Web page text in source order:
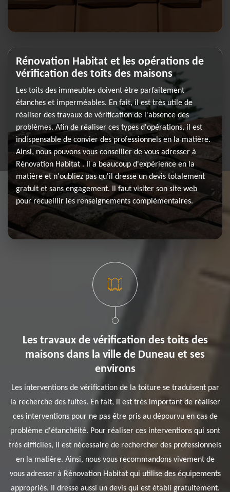
Rénovation Habitat et les opérations de
vérification des toits des maisons
Les toits des immeubles doivent être parfaitement
étanches et imperméables. En fait, il est très utile de
réaliser des travaux de vérification de l'absence des
problèmes. Afin de réaliser ces types d'opérations, il est
indispensable de convier des professionnels en la matière.
Ainsi, nous pouvons vous conseiller de vous adresser à
Rénovation Habitat . Il a beaucoup d'expérience en la
matière et n'oubliez pas qu'il dresse un devis totalement
gratuit et sans engagement. Il faut visiter son site web
pour recueillir les renseignements complémentaires.
Les travaux de vérification des toits des
maisons dans la ville de Duneau et ses
environs
Les interventions de vérification de la toiture se traduisent par
la recherche des fuites. En fait, il est très important de réaliser
ces interventions pour ne pas être pris au dépourvu en cas de
problème d'étanchéité. Pour réaliser ces interventions qui sont
très difficiles, il est nécessaire de rechercher des professionnels
en la matière. Ainsi, nous vous recommandons vivement de
vous adresser à Rénovation Habitat qui utilise des équipements
appropriés. Il dresse aussi un devis qui est établi gratuitement.